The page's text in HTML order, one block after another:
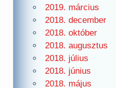
2019. március
2018. december
2018. október
2018. augusztus
2018. július
2018. június
2018. május